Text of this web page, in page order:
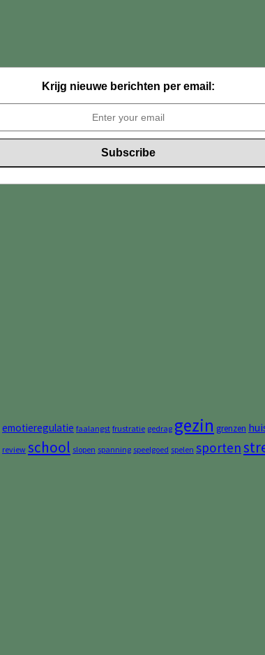
Krijg nieuwe berichten per email:
emotieregulatie faalangst frustratie gedrag gezin grenzen
review school slopen spanning speelgoed spelen sporten